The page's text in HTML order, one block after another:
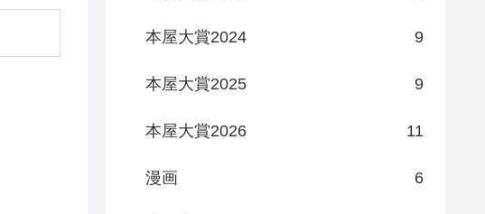
本屋大賞2024 9
本屋大賞2025 9
本屋大賞2026 11
漫画 6